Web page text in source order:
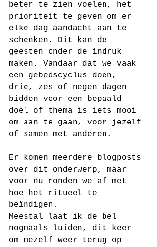
beter te zien voelen, het
prioriteit te geven om er
elke dag aandacht aan te
schenken. Dit kan de
geesten onder de indruk
maken. Vandaar dat we vaak
een gebedscyclus doen,
drie, zes of negen dagen
bidden voor een bepaald
doel of thema is iets mooi
om aan te gaan, voor jezelf
of samen met anderen.
Er komen meerdere blogposts
over dit onderwerp, maar
voor nu ronden we af met
hoe het ritueel te
beïndigen.
Meestal laat ik de bel
nogmaals luiden, dit keer
om mezelf weer terug op